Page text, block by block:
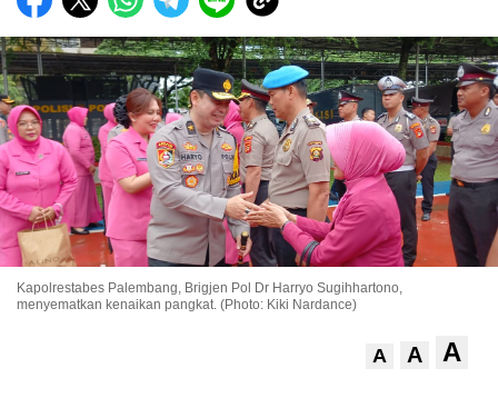
Kapolrestabes Palembang, Brigjen Pol Dr Harryo Sugihhartono,
menyematkan kenaikan pangkat. (Photo: Kiki Nardance)
A A A